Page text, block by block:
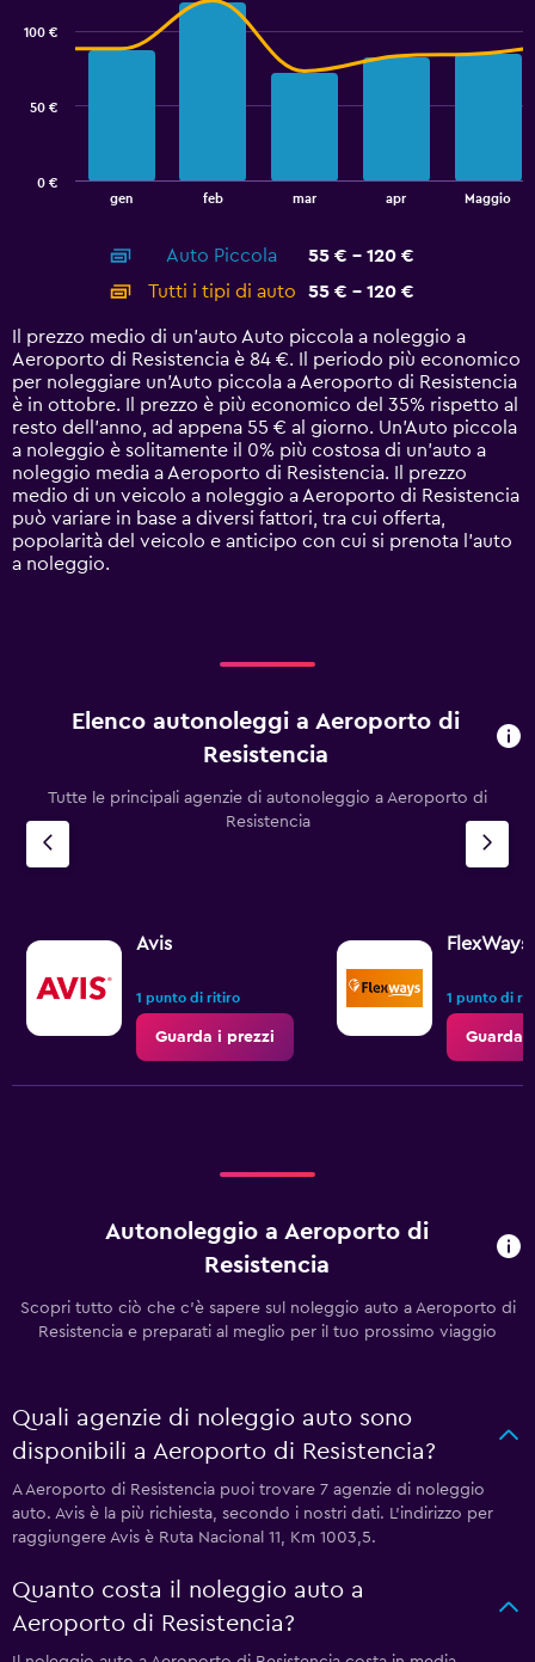
14
categories.
The
chart
has
1
Y
axis
displaying
values.
Range:
0
gen feb mar apr Maggio
0 €
50 €
100 €
Auto Piccola
55 € - 120 €
Tutti i tipi di auto
55 € - 120 €
Il prezzo medio di un'auto Auto piccola a noleggio a
Aeroporto di Resistencia è 84 €. Il periodo più economico
per noleggiare un'Auto piccola a Aeroporto di Resistencia
è in ottobre. Il prezzo è più economico del 35% rispetto al
resto dell'anno, ad appena 55 € al giorno. Un'Auto piccola
a noleggio è solitamente il 0% più costosa di un'auto a
noleggio media a Aeroporto di Resistencia. Il prezzo
medio di un veicolo a noleggio a Aeroporto di Resistencia
può variare in base a diversi fattori, tra cui offerta,
popolarità del veicolo e anticipo con cui si prenota l'auto
a noleggio.
Elenco autonoleggi a Aeroporto di
Resistencia
Tutte le principali agenzie di autonoleggio a Aeroporto di
Resistencia
Avis
1 punto di ritiro
Guarda i prezzi
FlexWays
1 punto di
Guarda
Autonoleggio a Aeroporto di
Resistencia
Scopri tutto ciò che c'è sapere sul noleggio auto a Aeroporto di
Resistencia e preparati al meglio per il tuo prossimo viaggio
Quali agenzie di noleggio auto sono
disponibili a Aeroporto di Resistencia?
A Aeroporto di Resistencia puoi trovare 7 agenzie di noleggio
auto. Avis è la più richiesta, secondo i nostri dati. L'indirizzo per
raggiungere Avis è Ruta Nacional 11, Km 1003,5.
Quanto costa il noleggio auto a
Aeroporto di Resistencia?